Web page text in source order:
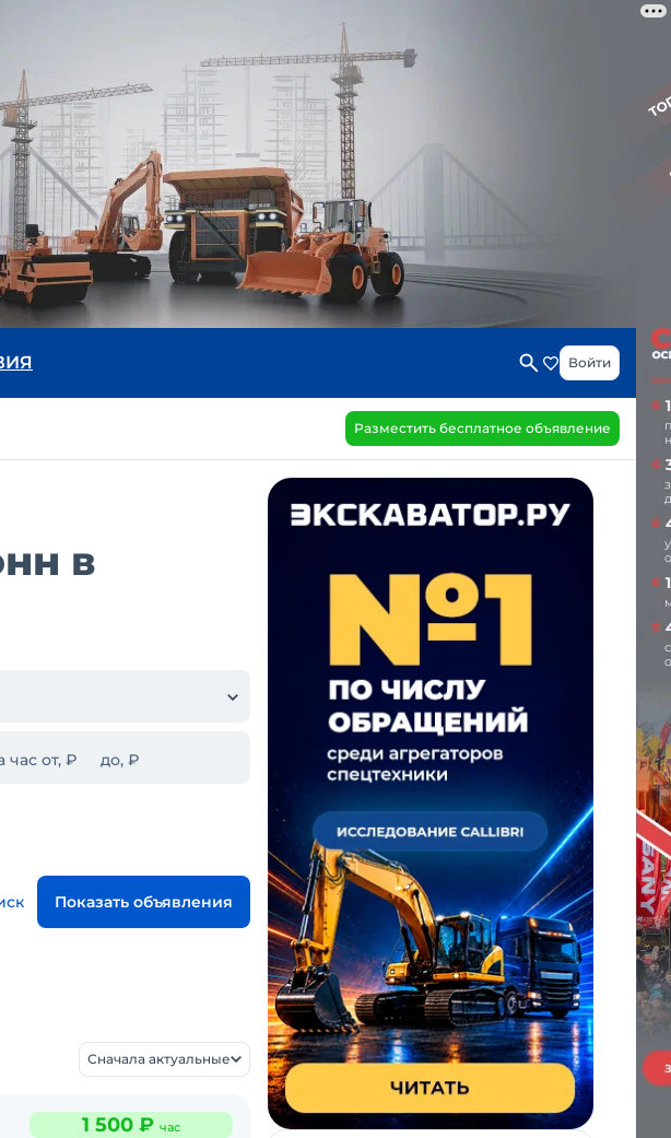
Войти
Разместить бесплатное объявление
в
час от, ₽ до, ₽
Показать объявления
Сначала актуальные
1 500 ₽ час